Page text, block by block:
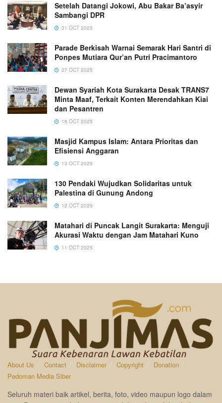
Setelah Datangi Jokowi, Abu Bakar Ba’asyir
Sambangi DPR
31 OCT 2025
Parade Berkisah Warnai Semarak Hari Santri di
Ponpes Mutiara Qur’an Putri Pracimantoro
27 OCT 2025
Dewan Syariah Kota Surakarta Desak TRANS7
Minta Maaf, Terkait Konten Merendahkan Kiai
dan Pesantren
16 OCT 2025
Masjid Kampus Islam: Antara Prioritas dan
Efisiensi Anggaran
13 OCT 2025
130 Pendaki Wujudkan Solidaritas untuk
Palestina di Gunung Andong
12 OCT 2025
Matahari di Puncak Langit Surakarta: Menguji
Akurasi Waktu dengan Jam Matahari Kuno
11 OCT 2025
About Us Contact Disclaimer Copyright
Donation
Pedoman Media Siber
Seluruh materi baik artikel, berita, foto, video maupun logo dalam